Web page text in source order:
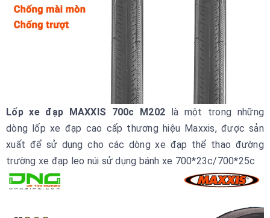
Lốp xe đạp MAXXIS 700c M202 là một trong những
dòng lốp xe đạp cao cấp thương hiệu Maxxis, được sản
xuất để sử dụng cho các dòng xe đạp thể thao đường
trường xe đạp leo núi sử dụng bánh xe 700*23c/700*25c